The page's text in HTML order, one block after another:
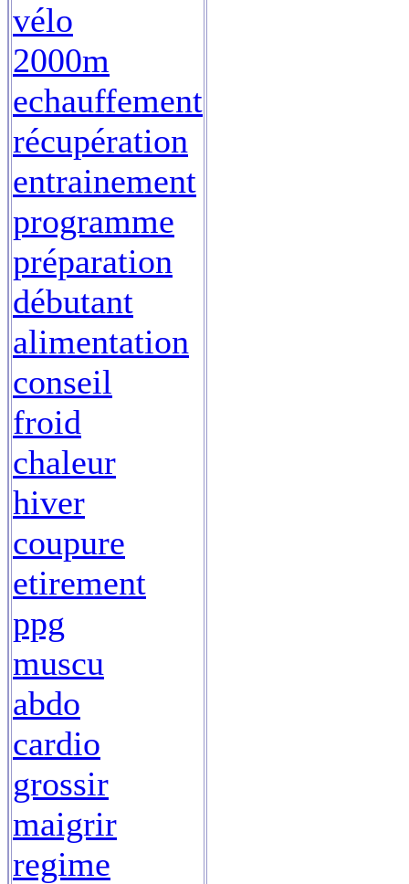
vélo
2000m
echauffement
récupération
entrainement
programme
préparation
débutant
alimentation
conseil
froid
chaleur
hiver
coupure
etirement
ppg
muscu
abdo
cardio
grossir
maigrir
regime